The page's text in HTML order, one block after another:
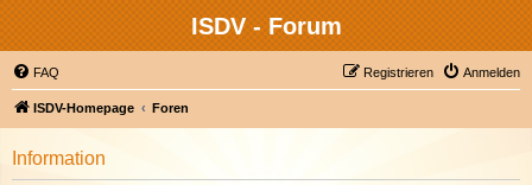
ISDV - Forum
FAQ Anmelden
Registrieren
ISDV-Homepage Foren
Information